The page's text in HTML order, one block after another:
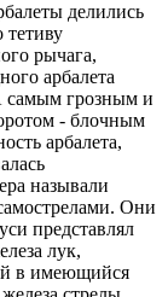
делились
тетиву
рычага,
арбалета
самым грозным и
- блочным
арбалета,
называли
Они
представлял
лук,
в имеющийся